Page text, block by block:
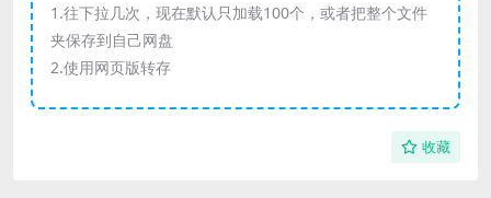
1.往下拉几次，现在默认只加载100个，或者把整个文件
夹保存到自己网盘
2.使用网页版转存
收藏